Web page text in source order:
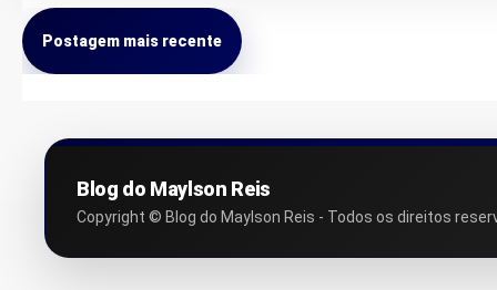
Postagem mais recente
Blog do Maylson Reis
Copyright © Blog do Maylson Reis - Todos os direitos